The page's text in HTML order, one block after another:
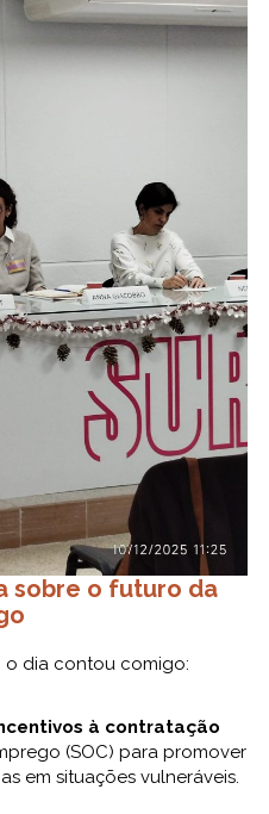
sobre o futuro da
o dia contou comigo:
à contratação
(SOC) para promover
em situações vulneráveis.